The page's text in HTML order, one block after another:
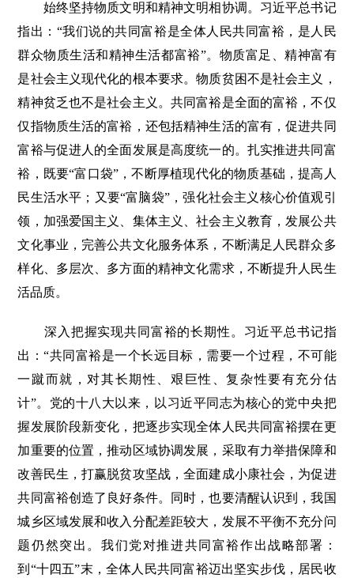
始终坚持物质文明和精神文明相协调。习近平总书记
指出：“我们说的共同富裕是全体人民共同富裕，是人民
群众物质生活和精神生活都富裕”。物质富足、精神富有
是社会主义现代化的根本要求。物质贫困不是社会主义，
精神贫乏也不是社会主义。共同富裕是全面的富裕，不仅
仅指物质生活的富裕，还包括精神生活的富有，促进共同
富裕与促进人的全面发展是高度统一的。扎实推进共同富
裕，既要“富口袋”，不断厚植现代化的物质基础，提高人
民生活水平；又要“富脑袋”，强化社会主义核心价值观引
领，加强爱国主义、集体主义、社会主义教育，发展公共
文化事业，完善公共文化服务体系，不断满足人民群众多
样化、多层次、多方面的精神文化需求，不断提升人民生
活品质。
深入把握实现共同富裕的长期性。习近平总书记指
出：“共同富裕是一个长远目标，需要一个过程，不可能
一蹴而就，对其长期性、艰巨性、复杂性要有充分估
计”。党的十八大以来，以习近平同志为核心的党中央把
握发展阶段新变化，把逐步实现全体人民共同富裕摆在更
加重要的位置，推动区域协调发展，采取有力举措保障和
改善民生，打赢脱贫攻坚战，全面建成小康社会，为促进
共同富裕创造了良好条件。同时，也要清醒认识到，我国
城乡区域发展和收入分配差距较大，发展不平衡不充分问
题仍然突出。我们党对推进共同富裕作出战略部署：
到“十四五”末，全体人民共同富裕迈出坚实步伐，居民收